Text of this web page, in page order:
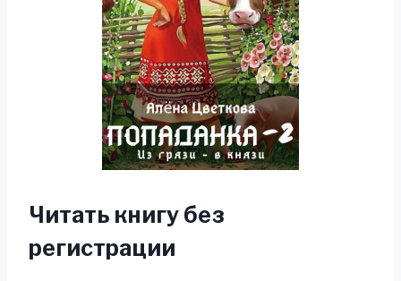
Читать книгу без
регистрации